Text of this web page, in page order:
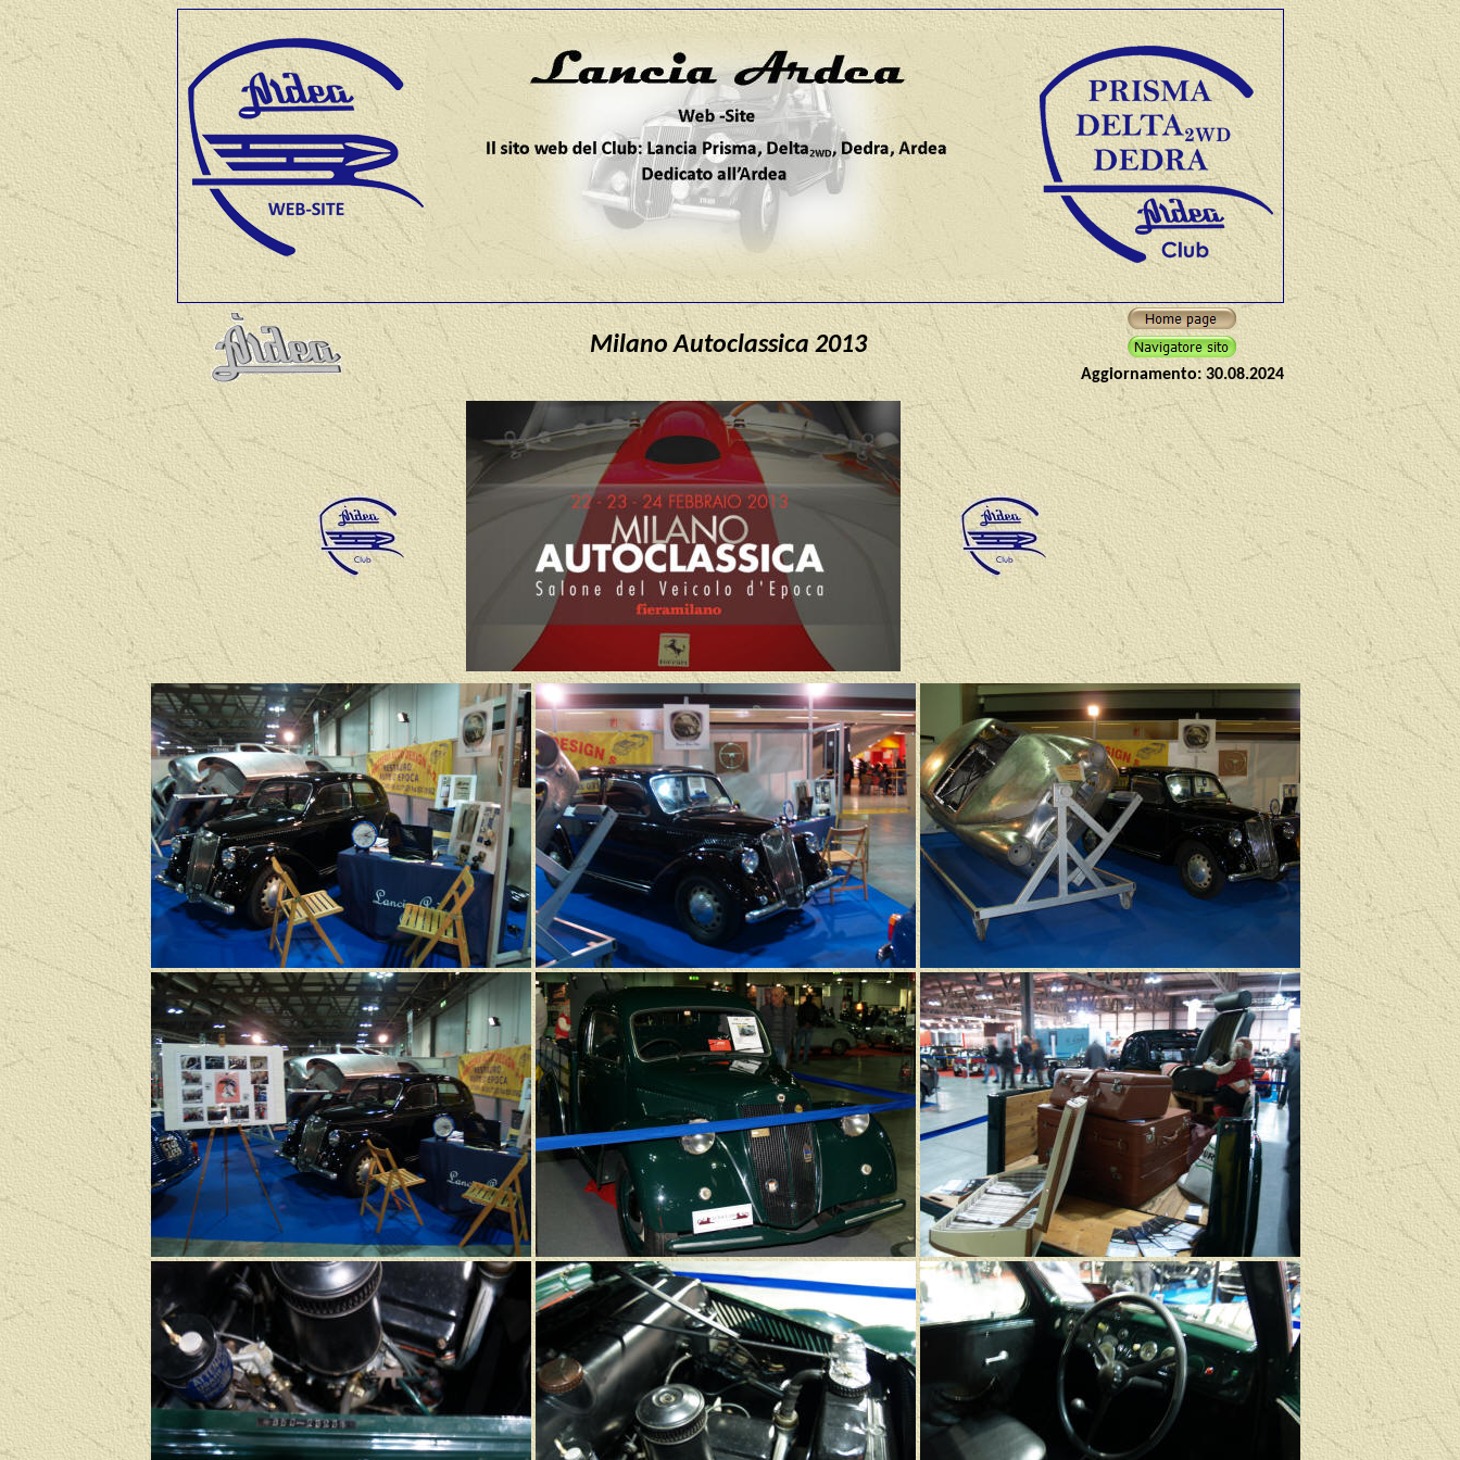
Milano Autoclassica 2013
Aggiornamento:30.08.2024